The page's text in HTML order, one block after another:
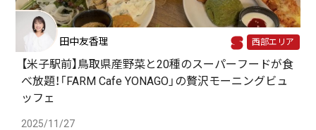
田中友香理 西部エリア
【米子駅前】鳥取県産野菜と20種のスーパーフードが食
べ放題！「FARM Cafe YONAGO」の贅沢モーニングビュ
ッフェ
2025/11/27